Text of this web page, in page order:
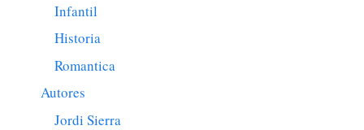
Infantil
Historia
Romantica
Autores
Jordi Sierra